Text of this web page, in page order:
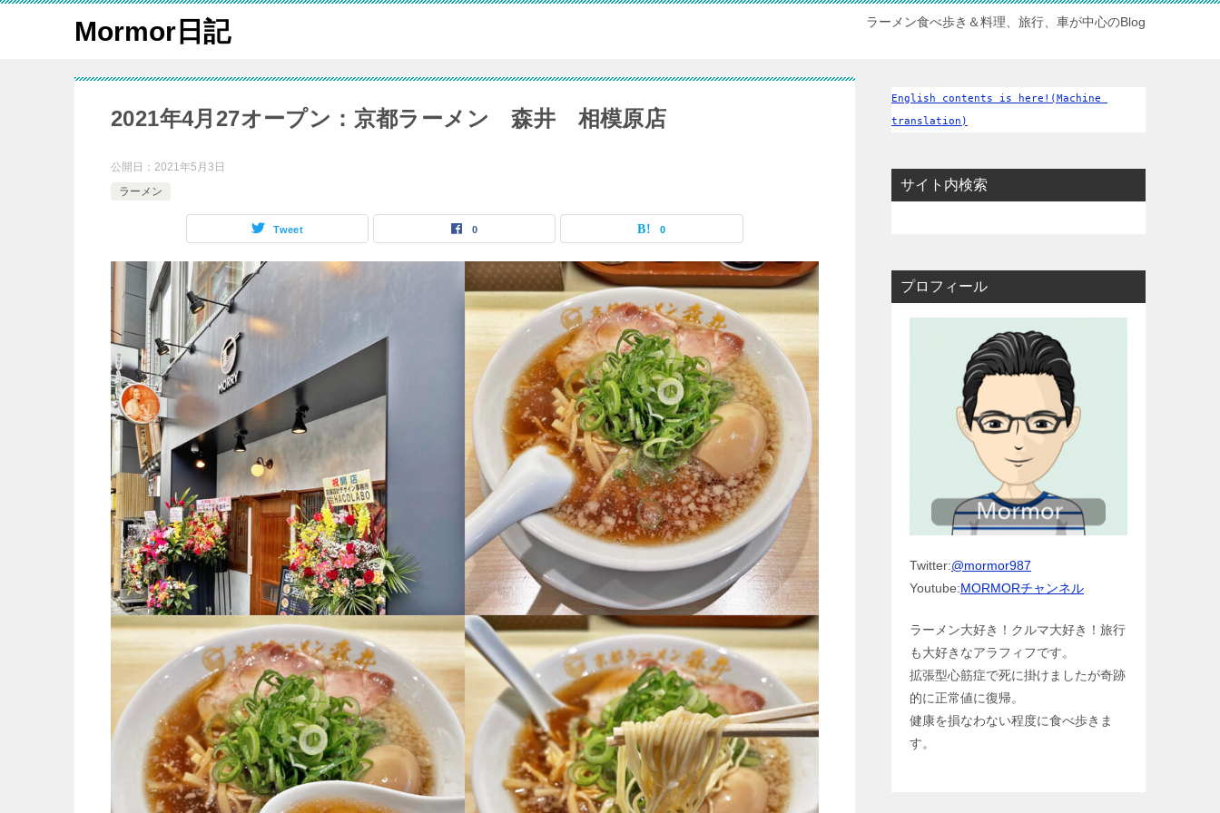
Mormor日記 ラーメン食べ歩き＆料理、旅行、車が中心のBlog
2021年4月27オープン：京都ラーメン 森井 相模原店
公開日： 2021年5月3日
ラーメン
Tweet 0 0
English contents is here!(Machine
translation)
サイト内検索
プロフィール
Twitter:@mormor987
Youtube:MORMORチャンネル
ラーメン大好き！クルマ大好き！旅行
も大好きなアラフィフです。
拡張型心筋症で死に掛けましたが奇跡
的に正常値に復帰。
健康を損なわない程度に食べ歩きま
す。